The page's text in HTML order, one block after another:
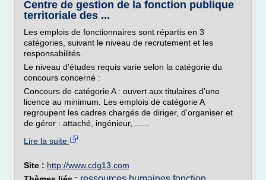
Centre de gestion de la fonction publique
territoriale des ...
Les emplois de fonctionnaires sont répartis en 3
catégories, suivant le niveau de recrutement et les
responsabilités.
Le niveau d'études requis varie selon la catégorie du
concours concerné :
Concours de catégorie A : ouvert aux titulaires d'une
licence au minimum. Les emplois de catégorie A
regroupent les cadres chargés de diriger, d'organiser et
de gérer : attaché, ingénieur, ......
Lire la suite
Site : http://www.cdg13.com